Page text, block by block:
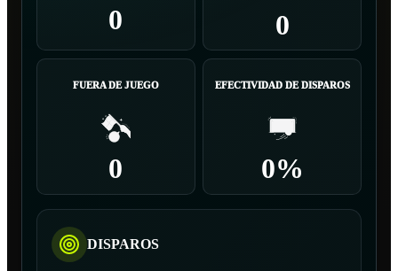
0 0
FUERA DE JUEGO
0
EFECTIVIDAD DE DISPAROS
0%
DISPAROS